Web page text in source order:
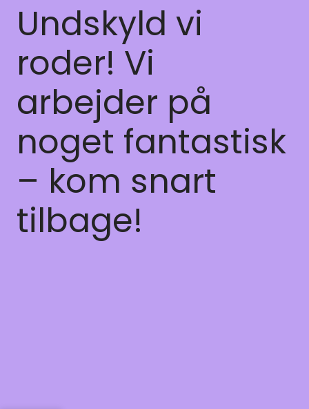
Undskyld vi
roder! Vi
arbejder på
noget fantastisk
– kom snart
tilbage!